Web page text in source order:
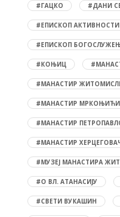
#ГАЦКО #ДАНИ
#ЕПИСКОП АКТИВНОСТИ
#ЕПИСКОП
#КОЊИЦ
#МАНАСТИР
#МАНАСТИР МРКОЊИЋИ
#МАНАСТИР
#МАНАСТИР
#МУЗЕЈ МАНАСТИРА
#О ВЛ. АТАНАСИЈУ
#СВЕТИ ВУКАШИН